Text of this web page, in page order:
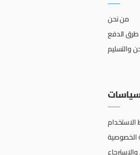
من نحن
طرق الدفع
والتسليم
الخصوصية